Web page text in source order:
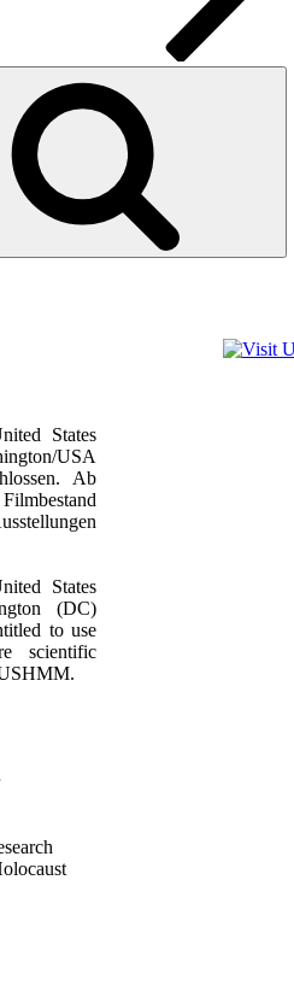
States
USA
Ab
States
(DC)
to use
scientific